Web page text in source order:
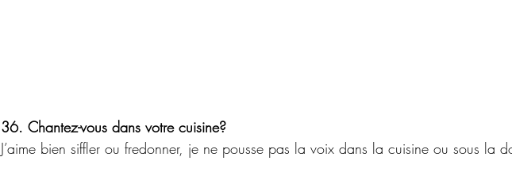
36. Chantez-vous dans votre cuisine?
J’aime bien siffler ou fredonner, je ne pousse pas la voix dans la cuisine ou sous la